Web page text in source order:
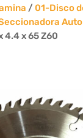
/ 01-Disco
4.4 x 65 Z60